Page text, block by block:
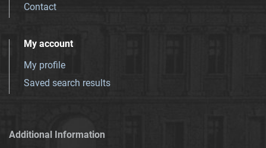
Contact
My account
My profile
Saved search results
Additional Information